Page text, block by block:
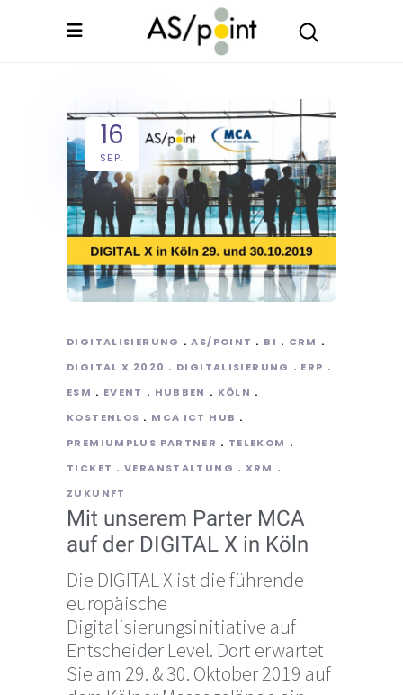
16
SEP.
DIGITALISIERUNG AS/POINT BI
CRM
DIGITAL X 2020
DIGITALISIERUNG
ERP
ESM
EVENT HUBBEN
KÖLN
KOSTENLOS
MCA ICT HUB
PREMIUMPLUS PARTNER
TELEKOM
TICKET
VERANSTALTUNG
XRM
ZUKUNFT
Mit unserem Parter MCA
auf der DIGITAL X in Köln
Die DIGITAL X ist die führende
europäische
Digitalisierungsinitiative auf
Entscheider Level. Dort erwartet
Sie am 29. & 30. Oktober 2019 auf